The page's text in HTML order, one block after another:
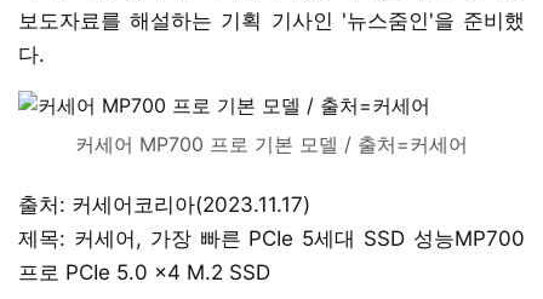
보도자료를 해설하는 기획 기사인 '뉴스줌인'을 준비했
다.
커세어 MP700 프로 기본 모델 / 출처=커세어
출처: 커세어코리아(2023.11.17)
제목: 커세어, 가장 빠른 PCIe 5세대 SSD 성능MP700
프로 PCIe 5.0 x4 M.2 SSD